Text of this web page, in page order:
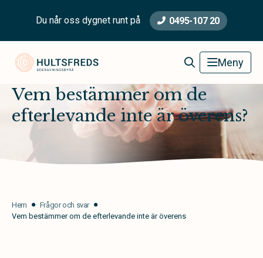
Du når oss dygnet runt på 0495-107 20
Hultsfred Begravningsbyrå Meny
Vem bestämmer om de
efterlevande inte är överens?
Hem
Frågor och svar
Vem bestämmer om de efterlevande inte är överens